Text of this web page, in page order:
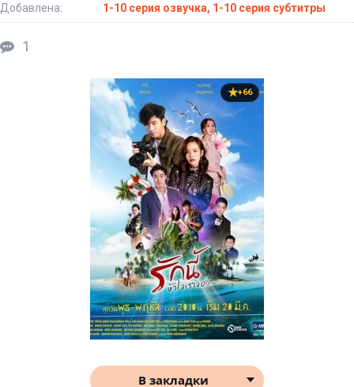
Добавлена:
1-10 серия озвучка, 1-10 серия субтитры
1
+66
В закладки